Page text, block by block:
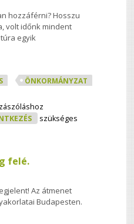
hozzáférni? Hosszu
volt időnk mindent
egyik
ÖNKORMÁNYZAT
- Üres Telkek És Terek Túra,
Tartalommal
szükséges
felé.
Az átmenet
Budapesten.